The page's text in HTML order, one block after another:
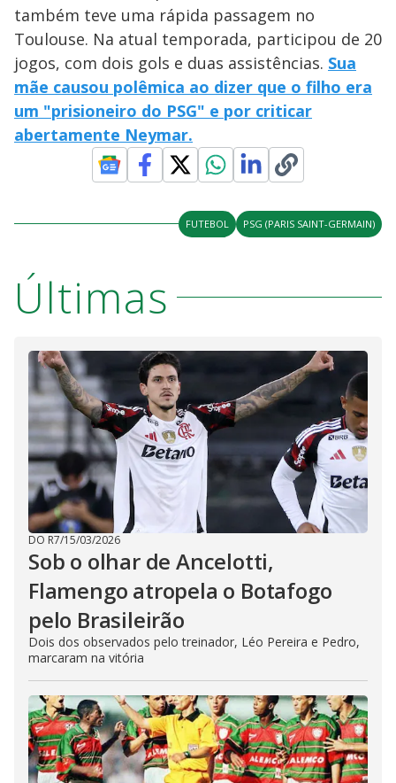
também teve uma rápida passagem no
Toulouse. Na atual temporada, participou de 20
jogos, com dois gols e duas assistências. Sua
mãe causou polêmica ao dizer que o filho era
um "prisioneiro do PSG" e por criticar
abertamente Neymar.
FUTEBOL PSG (PARIS SAINT-GERMAIN)
Últimas
DO R7/15/03/2026
Sob o olhar de Ancelotti,
Flamengo atropela o Botafogo
pelo Brasileirão
Dois dos observados pelo treinador, Léo Pereira e Pedro,
marcaram na vitória